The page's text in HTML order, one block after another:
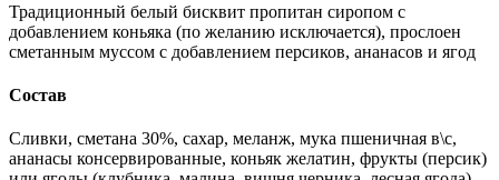
Традиционный белый бисквит пропитан сиропом с
добавлением коньяка (по желанию исключается), прослоен
сметанным муссом с добавлением персиков, ананасов и ягод
Состав
Сливки, сметана 30%, сахар, меланж, мука пшеничная в\с,
ананасы консервированные, коньяк желатин, фрукты (персик)